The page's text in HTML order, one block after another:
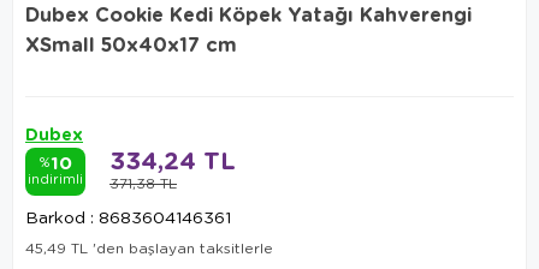
Dubex Cookie Kedi Köpek Yatağı Kahverengi
XSmall 50x40x17 cm
Dubex
%10
indirimli 371,38 TL
334,24 TL
Barkod : 8683604146361
45,49 TL 'den başlayan taksitlerle